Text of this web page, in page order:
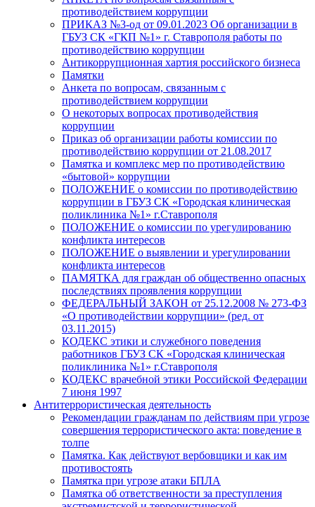
противодействием коррупции
ПРИКАЗ №3-од от 09.01.2023 Об организации в
ГБУЗ СК «ГКП №1» г. Ставрополя работы по
противодействию коррупции
Антикоррупционная хартия российского бизнеса
Памятки
Анкета по вопросам, связанным с
противодействием коррупции
О некоторых вопросах противодействия
коррупции
Приказ об организации работы комиссии по
противодействию коррупции от 21.08.2017
Памятка и комплекс мер по противодействию
«бытовой» коррупции
ПОЛОЖЕНИЕ о комиссии по противодействию
коррупции в ГБУЗ СК «Городская клиническая
поликлиника №1» г.Ставрополя
ПОЛОЖЕНИЕ о комиссии по урегулированию
конфликта интересов
ПОЛОЖЕНИЕ о выявлении и урегулировании
конфликта интересов
ПАМЯТКА для граждан об общественно опасных
последствиях проявления коррупции
ФЕДЕРАЛЬНЫЙ ЗАКОН от 25.12.2008 № 273-ФЗ
«О противодействии коррупции» (ред. от
03.11.2015)
КОДЕКС этики и служебного поведения
работников ГБУЗ СК «Городская клиническая
поликлиника №1» г.Ставрополя
КОДЕКС врачебной этики Российской Федерации
7 июня 1997
Антитеррористическая деятельность
Рекомендации гражданам по действиям при угрозе
совершения террористического акта: поведение в
толпе
Памятка. Как действуют вербовщики и как им
противостоять
Памятка при угрозе атаки БПЛА
Памятка об ответственности за преступления